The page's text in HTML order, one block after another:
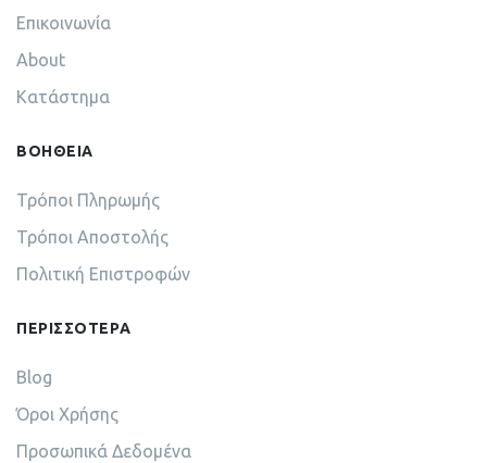
Επικοινωνία
About
Κατάστημα
ΒΟΗΘΕΙΑ
Τρόποι Πληρωμής
Τρόποι Αποστολής
Πολιτική Επιστροφών
ΠΕΡΙΣΣΟΤΕΡΑ
Blog
Όροι Χρήσης
Προσωπικά Δεδομένα